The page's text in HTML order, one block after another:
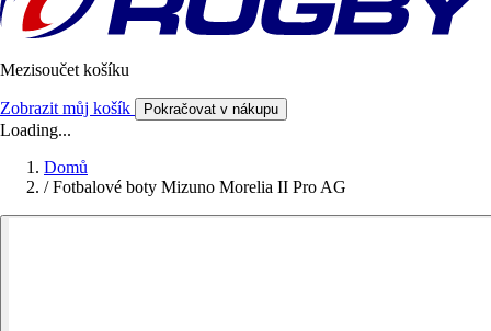
Mezisoučet košíku
Zobrazit můj košík Pokračovat v nákupu
Loading...
Domů
/ Fotbalové boty Mizuno Morelia II Pro AG